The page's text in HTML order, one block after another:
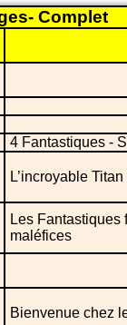
Complet
4 Fantastiques -
L’incroyable Titan
Les Fantastiques
maléfices
Bienvenue chez